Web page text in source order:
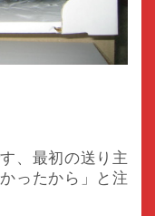
、最初の送り主
ったから」と注